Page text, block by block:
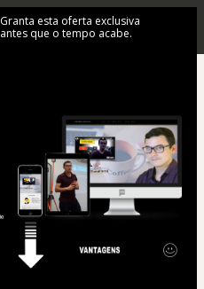
Granta esta oferta exclusiva
antes que o tempo acabe.